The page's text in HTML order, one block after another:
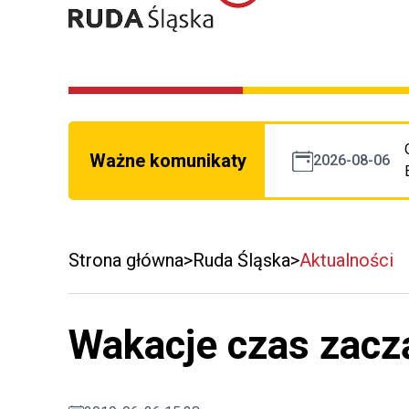
Ważne komunikaty 2026-08-06
Strona główna Ruda Śląska Aktualności
Wakacje czas